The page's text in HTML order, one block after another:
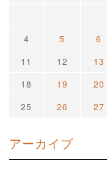
4
5 6
11
12 13
18
19 20
25
26 27
アーカイブ